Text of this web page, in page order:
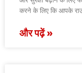
करने के लिए कि आपके
और पढ़ें »